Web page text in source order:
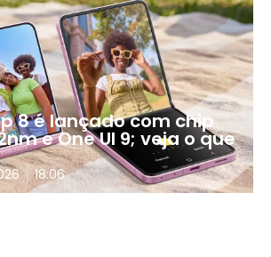
8 é lançado com chip
e One UI 9; veja o que
18:06